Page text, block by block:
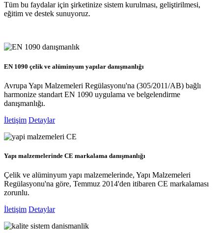
Tüm bu faydalar için şirketinize sistem kurulması, geliştirilmesi,
eğitim ve destek sunuyoruz.
EN 1090 çelik ve alüminyum yapılar danışmanlığı
Avrupa Yapı Malzemeleri Regülasyonu'na (305/2011/AB) bağlı
harmonize standart EN 1090 uygulama ve belgelendirme
danışmanlığı.
İletişim Detaylar
Yapı malzemelerinde CE markalama danışmanlığı
Çelik ve alüminyum yapı malzemelerinde, Yapı Malzemeleri
Regülasyonu'na göre, Temmuz 2014'den itibaren CE markalaması
zorunlu.
İletişim Detaylar